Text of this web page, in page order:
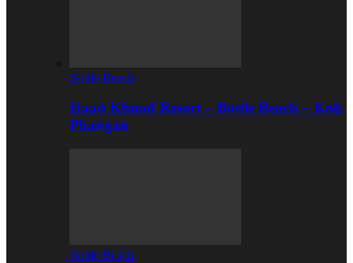
Bottle Beach
Haad Khuad Resort – Bottle Beach – Koh
Phangan
Bottle Beach